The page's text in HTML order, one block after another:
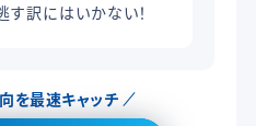
す訳にはいかない！
を最速キャッチ